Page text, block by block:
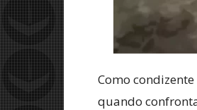
Como
quando